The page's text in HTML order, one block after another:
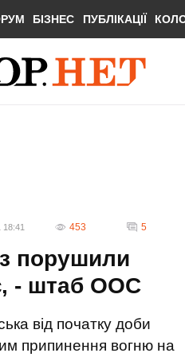
БІЗНЕС ПУБЛІКАЦІЇ
18:41 453 5
порушили
- штаб ООС
від початку доби
припинення вогню на